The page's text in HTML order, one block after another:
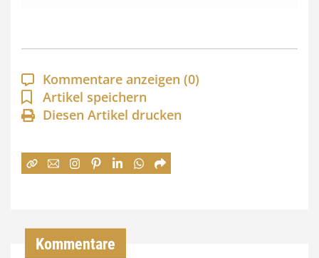
p
a
n
n
:
Kommentare anzeigen (0)
Artikel speichern
Diesen Artikel drucken
Kommentare